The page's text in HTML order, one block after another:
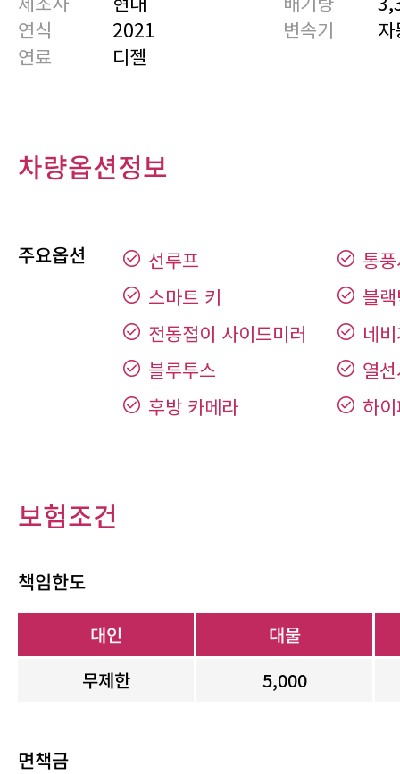
연식
2021
연료
디젤
변속기
차량옵션정보
주요옵션 선루프
통
스마트 키
블
전동접이 사이드미러
네
블루투스
열
후방 카메라
하
보험조건
책임한도
대인
무제한
대물
5,000
면책금